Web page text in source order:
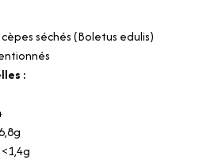
cèpes séchés (Boletus edulis)
: